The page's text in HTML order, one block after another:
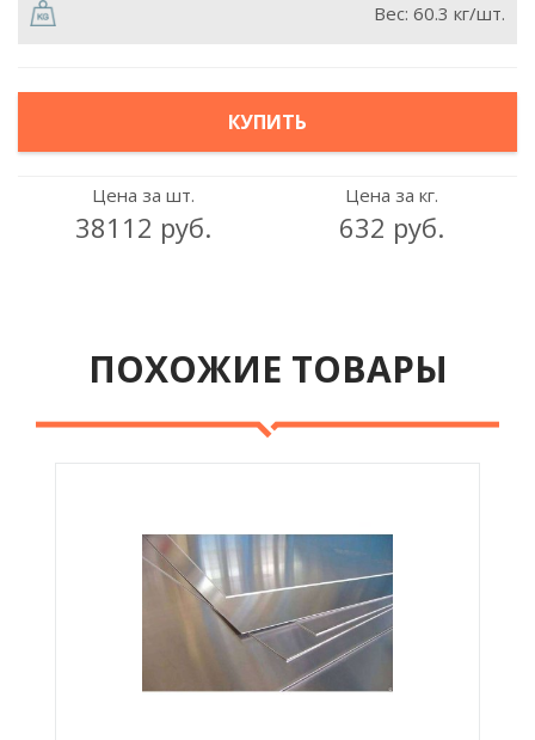
Вес: 60.3 кг/шт.
КУПИТЬ
Цена за шт.
38112 руб.
Цена за кг.
632 руб.
ПОХОЖИЕ ТОВАРЫ